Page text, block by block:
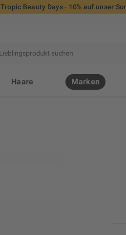
Tropic Beauty Days - 10% auf unser
Haare Marken